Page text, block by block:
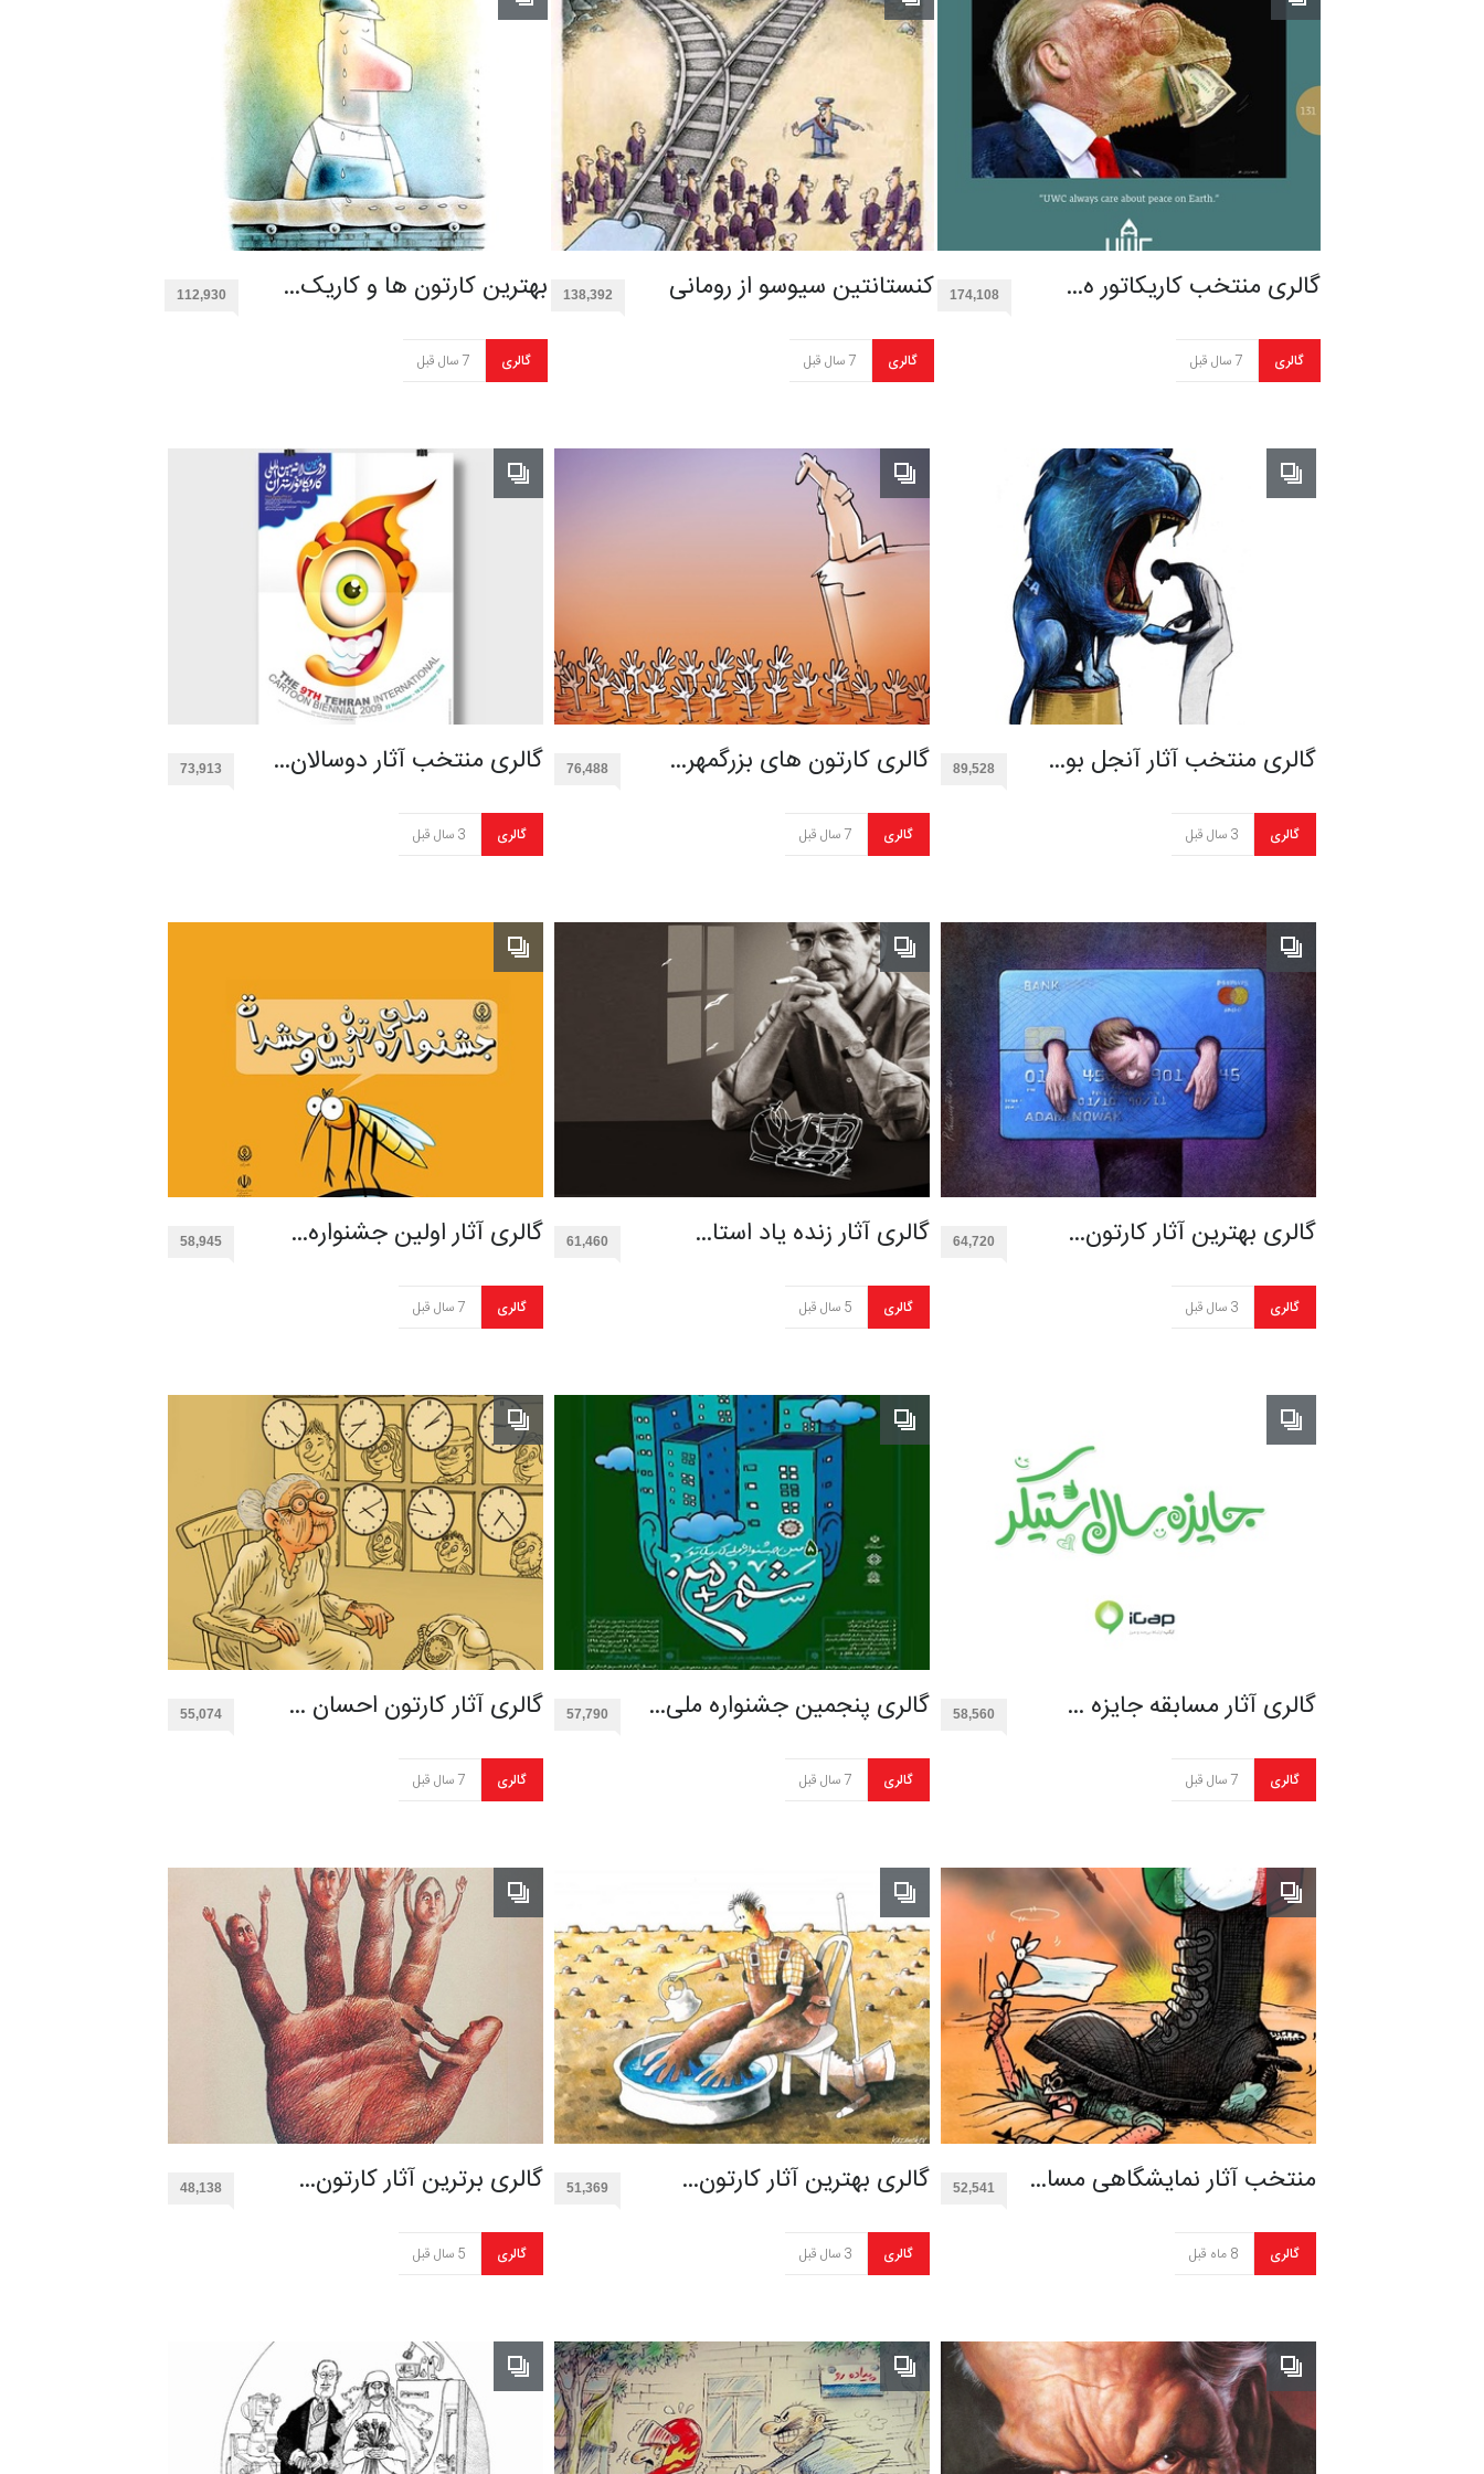
گالری منتخب کاریکاتور ه… 174,108
گالری 7 سال قبل
کنستانتین سیوسو از رومانی 138,392
گالری 7 سال قبل
بهترین کارتون ها و کاریک… 112,930
گالری 7 سال قبل
گالری منتخب آثار آنجل بو… 89,528
گالری 3 سال قبل
گالری کارتون های بزرگمهر… 76,488
گالری 7 سال قبل
گالری منتخب آثار دوسالان… 73,913
گالری 3 سال قبل
گالری بهترین آثار کارتون… 64,720
گالری 3 سال قبل
گالری آثار زنده یاد استا… 61,460
گالری 5 سال قبل
گالری آثار اولین جشنواره… 58,945
گالری 7 سال قبل
گالری آثار مسابقه جایزه … 58,560
گالری 7 سال قبل
گالری پنجمین جشنواره ملی… 57,790
گالری 7 سال قبل
گالری آثار کارتون احسان … 55,074
گالری 7 سال قبل
منتخب آثار نمایشگاهی مسا… 52,541
گالری 8 ماه قبل
گالری بهترین آثار کارتون… 51,369
گالری 3 سال قبل
گالری برترین آثار کارتون… 48,138
گالری 5 سال قبل